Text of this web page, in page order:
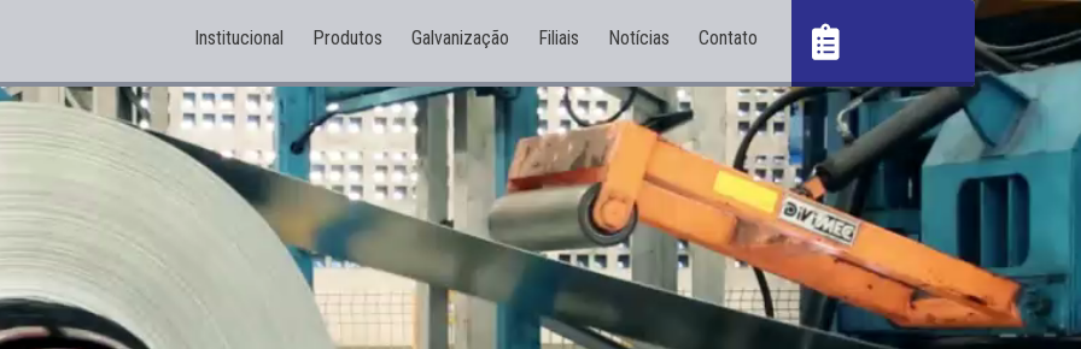
Institucional Produtos Galvanização Filiais Notícias Contato